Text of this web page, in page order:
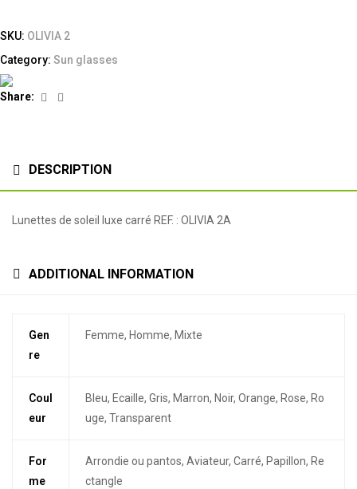
SKU: OLIVIA 2
Category: Sun glasses
Share: Facebook
DESCRIPTION
Lunettes de soleil luxe carré REF. : OLIVIA 2A
ADDITIONAL INFORMATION
Gen
re
Femme, Homme, Mixte
Coul
eur
Bleu, Ecaille, Gris, Marron, Noir, Orange, Rose, Ro
uge, Transparent
For
me
Arrondie ou pantos, Aviateur, Carré, Papillon, Re
ctangle